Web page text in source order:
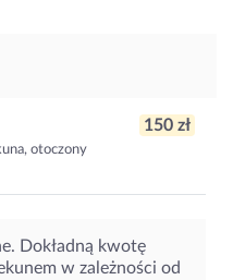
otoczony
150 zł
Dokładną kwotę
w zależności od